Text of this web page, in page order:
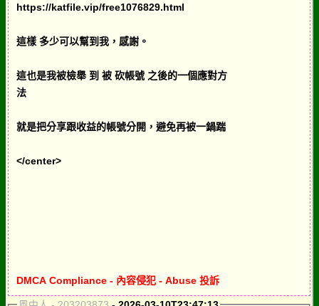
https://katfile.vip/free1076829.html
這樣 多少可以幫到我，感謝。
這也是我被檢舉 到 被 砍帳號 之後的一個應對方
法
就是把分享跟收益的帳號分開，避免再被一鍋踹
</center>
DMCA Compliance - 內容侵犯 - Abuse 投訴